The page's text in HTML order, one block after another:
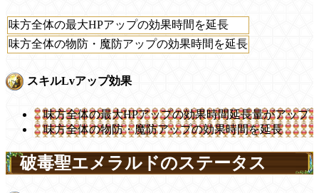
味方全体の最大HPアップの効果時間を延長
味方全体の物防・魔防アップの効果時間を延長
スキルLvアップ効果
味方全体の最大HPアップの効果時間延長量がアップ
味方全体の物防・魔防アップの効果時間を延長
破毒聖エメラルドのステータス